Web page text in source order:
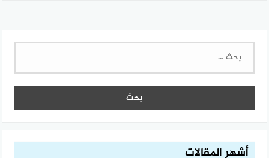
البحث
أشهر المقالات